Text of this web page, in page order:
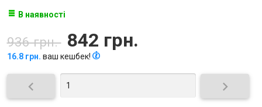
В наявності
936 грн. 842 грн.
16.8 грн. ваш кешбек!
 